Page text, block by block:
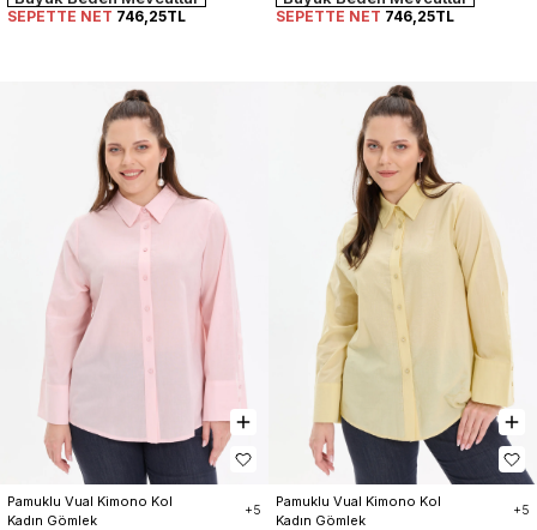
SEPETTE NET 746,25TL SEPETTE NET 746,25TL
Pamuklu Vual Kimono Kol
Kadın Gömlek
+5
Pamuklu Vual Kimono Kol
Kadın Gömlek
+5